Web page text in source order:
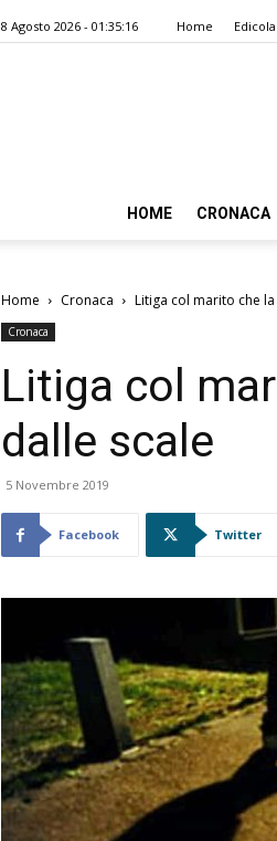
8 Agosto 2026 - 01:35:16 Home
HOME CRONACA
Home Cronaca Litiga col marito che
Cronaca
Litiga col
dalle scale
5 Novembre 2019
Facebook Twitter